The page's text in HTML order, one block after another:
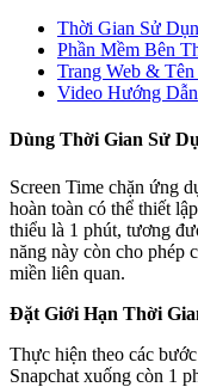
Thời Gian Sử
Phần Mềm Bên
Trang Web &
Video Hướng Dẫn
Dùng Thời Gian Sử
Screen Time chặn ứng
hoàn toàn có thể thiết
thiểu là 1 phút, tương
năng này còn cho phép
miền liên quan.
Đặt Giới Hạn Thời
Thực hiện theo các
Snapchat xuống còn 1